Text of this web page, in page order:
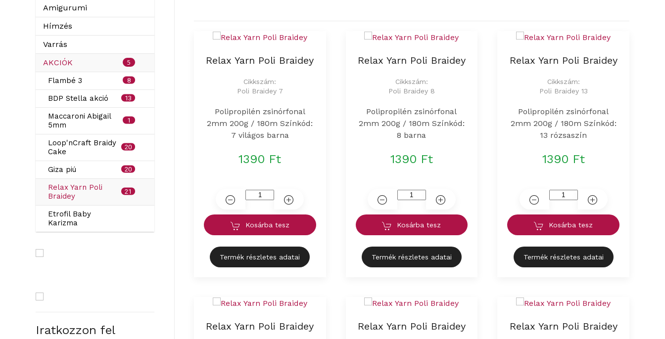
Amigurumi
Hímzés
Varrás
AKCIÓK
5
Flambé 3 8
BDP Stella akció 13
Maccaroni Abigail
5mm
1
Loop'nCraft Braidy
Cake
20
Giza piú 20
Relax Yarn Poli
Braidey
21
Etrofil Baby
Karizma
Iratkozzon fel
Relax Yarn Poli Braidey
Cikkszám:
Poli Braidey 7
Polipropilén zsinórfonal
2mm 200g / 180m Színkód:
7 világos barna
1390 Ft
Kosárba tesz
Termék részletes adatai
Relax Yarn Poli Braidey
Cikkszám:
Poli Braidey 8
Polipropilén zsinórfonal
2mm 200g / 180m Színkód:
8 barna
1390 Ft
Kosárba tesz
Termék részletes adatai
Relax Yarn Poli Braidey
Cikkszám:
Poli Braidey 13
Polipropilén zsinórfonal
2mm 200g / 180m Színkód:
13 rózsaszín
1390 Ft
Kosárba tesz
Termék részletes adatai
Relax Yarn Poli Braidey Relax Yarn Poli Braidey Relax Yarn Poli Braidey